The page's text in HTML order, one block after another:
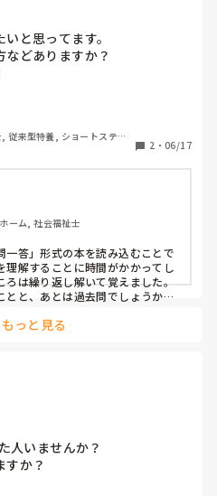
と思ってます。
どありますか？
。
従来型特養, ショートステイ,
2 ・ 06/17
ーム, 社会福祉士
一答」形式の本を読み込むことで
理解することに時間がかかってし
ろは繰り返し解いて覚えました。
と、あとは過去問でしょうか。
っと見る
人いませんか？
すか？
すか？